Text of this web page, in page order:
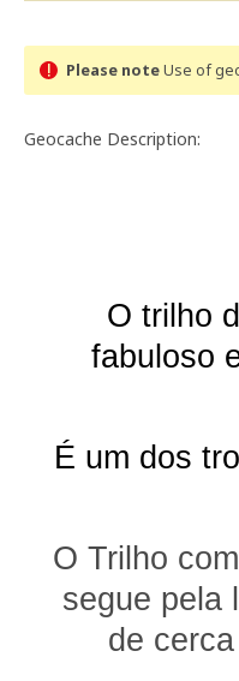
Please noteUse of
Geocache Description:
O trilho
fabuloso
É um dos
O Trilho
segue pela
de